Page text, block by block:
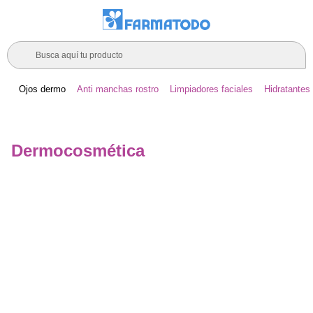
Busca aquí tu producto
Ojos dermo Anti manchas rostro Limpiadores faciales
Dermocosmética